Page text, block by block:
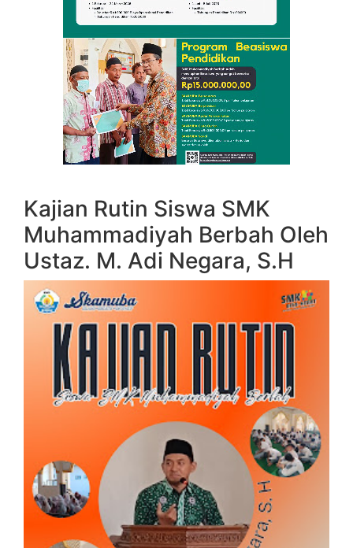
Kajian Rutin Siswa SMK
Muhammadiyah Berbah Oleh
Ustaz. M. Adi Negara, S.H